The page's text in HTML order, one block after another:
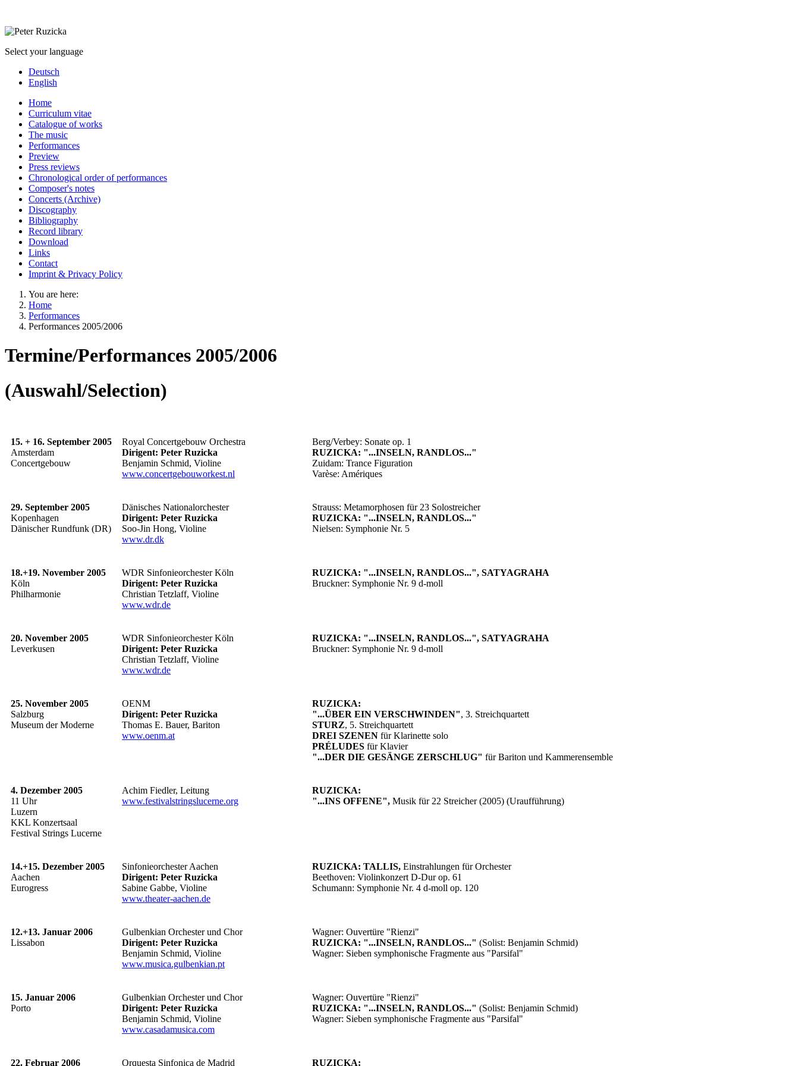
Select your language
Deutsch
English
Home
Curriculum vitae
Catalogue of works
The music
Performances
Preview
Press reviews
Chronological order of performances
Composer's notes
Concerts (Archive)
Discography
Bibliography
Record library
Download
Links
Contact
Imprint & Privacy Policy
You are here:
Home
Performances
Performances 2005/2006
Termine/Performances 2005/2006
(Auswahl/Selection)
15. + 16. September 2005
Amsterdam
Concertgebouw
Royal Concertgebouw Orchestra
Dirigent: Peter Ruzicka
Benjamin Schmid, Violine
www.concertgebouworkest.nl
Berg/Verbey: Sonate op. 1
RUZICKA: "...INSELN, RANDLOS..."
Zuidam: Trance Figuration
Varèse: Amériques
29. September 2005
Kopenhagen
Dänischer Rundfunk (DR)
Dänisches Nationalorchester
Dirigent: Peter Ruzicka
Soo-Jin Hong, Violine
www.dr.dk
Strauss: Metamorphosen für 23 Solostreicher
RUZICKA: "...INSELN, RANDLOS..."
Nielsen: Symphonie Nr. 5
18.+19. November 2005
Köln
Philharmonie
WDR Sinfonieorchester Köln
Dirigent: Peter Ruzicka
Christian Tetzlaff, Violine
www.wdr.de
RUZICKA: "...INSELN, RANDLOS...", SATYAGRAHA
Bruckner: Symphonie Nr. 9 d-moll
20. November 2005
Leverkusen
WDR Sinfonieorchester Köln
Dirigent: Peter Ruzicka
Christian Tetzlaff, Violine
www.wdr.de
RUZICKA: "...INSELN, RANDLOS...", SATYAGRAHA
Bruckner: Symphonie Nr. 9 d-moll
25. November 2005
Salzburg
Museum der Moderne
OENM
Dirigent: Peter Ruzicka
Thomas E. Bauer, Bariton
www.oenm.at
RUZICKA:
"...ÜBER EIN VERSCHWINDEN", 3. Streichquartett
STURZ, 5. Streichquartett
DREI SZENEN für Klarinette solo
PRÉLUDES für Klavier
"...DER DIE GESÄNGE ZERSCHLUG" für Bariton und Kammerensemble
4. Dezember 2005
11 Uhr
Luzern
KKL Konzertsaal
Festival Strings Lucerne
Achim Fiedler, Leitung
www.festivalstringslucerne.org
RUZICKA:
"...INS OFFENE", Musik für 22 Streicher (2005) (Uraufführung)
14.+15. Dezember 2005
Aachen
Eurogress
Sinfonieorchester Aachen
Dirigent: Peter Ruzicka
Sabine Gabbe, Violine
www.theater-aachen.de
RUZICKA: TALLIS, Einstrahlungen für Orchester
Beethoven: Violinkonzert D-Dur op. 61
Schumann: Symphonie Nr. 4 d-moll op. 120
12.+13. Januar 2006
Lissabon
Gulbenkian Orchester und Chor
Dirigent: Peter Ruzicka
Benjamin Schmid, Violine
www.musica.gulbenkian.pt
Wagner: Ouvertüre "Rienzi"
RUZICKA: "...INSELN, RANDLOS..." (Solist: Benjamin Schmid)
Wagner: Sieben symphonische Fragmente aus "Parsifal"
15. Januar 2006
Porto
Gulbenkian Orchester und Chor
Dirigent: Peter Ruzicka
Benjamin Schmid, Violine
www.casadamusica.com
Wagner: Ouvertüre "Rienzi"
RUZICKA: "...INSELN, RANDLOS..." (Solist: Benjamin Schmid)
Wagner: Sieben symphonische Fragmente aus "Parsifal"
22. Februar 2006 Orquesta Sinfonica de Madrid RUZICKA: